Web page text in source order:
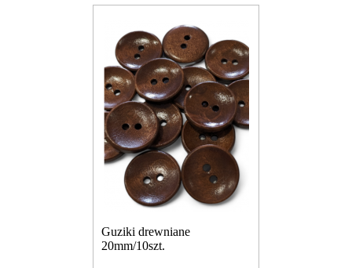
Guziki drewniane
20mm/10szt.